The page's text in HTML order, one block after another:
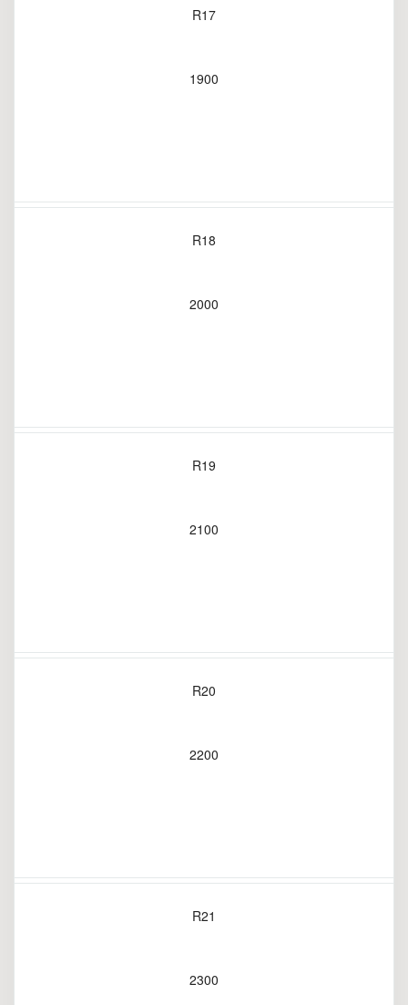
R17
1900
R18
2000
R19
2100
R20
2200
R21
2300